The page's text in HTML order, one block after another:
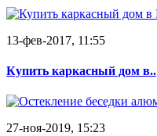
13-фев-2017, 11:55
Купить каркасный дом в..
27-ноя-2019, 15:23